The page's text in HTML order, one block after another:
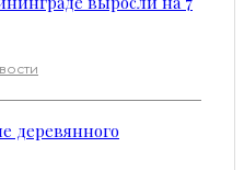
деревянного